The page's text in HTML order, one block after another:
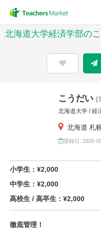
北海道大学経済学部の
こうだい
北海道大学 / 経
北海道 札
登録日: 2026-
小学生：¥2,000
中学生：¥2,000
高校生 / 高卒生：¥2,000
徹底管理！